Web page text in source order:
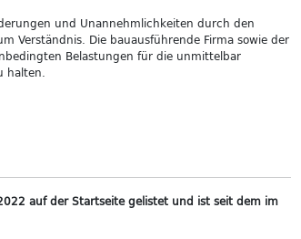
und Unannehmlichkeiten durch den
Verständnis. Die bauausführende Firma sowie der
Belastungen für die unmittelbar
halten.
auf der Startseite gelistet und ist seit dem im